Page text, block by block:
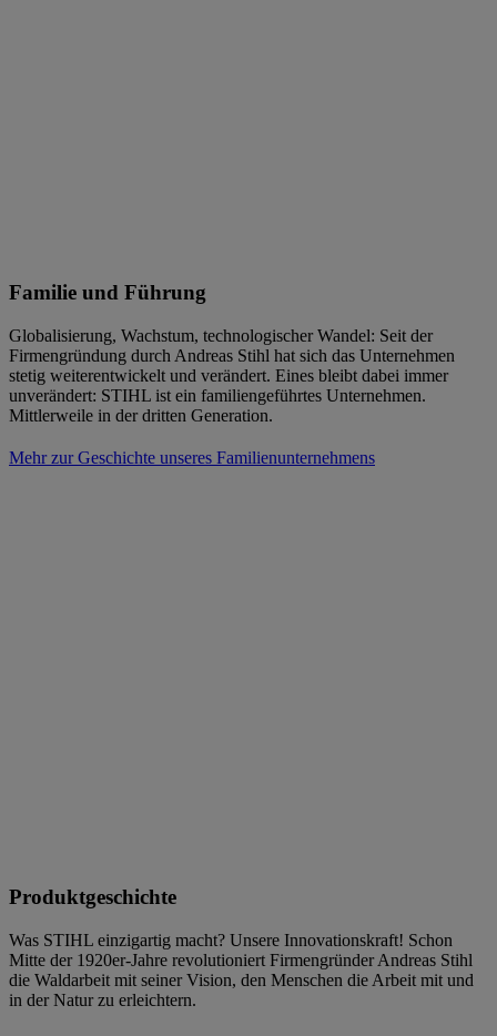
Familie und Führung
Globalisierung, Wachstum, technologischer Wandel: Seit der
Firmengründung durch Andreas Stihl hat sich das Unternehmen
stetig weiterentwickelt und verändert. Eines bleibt dabei immer
unverändert: STIHL ist ein familiengeführtes Unternehmen.
Mittlerweile in der dritten Generation.
Mehr zur Geschichte unseres Familienunternehmens
Produktgeschichte
Was STIHL einzigartig macht? Unsere Innovationskraft! Schon
Mitte der 1920er-Jahre revolutioniert Firmengründer Andreas Stihl
die Waldarbeit mit seiner Vision, den Menschen die Arbeit mit und
in der Natur zu erleichtern.